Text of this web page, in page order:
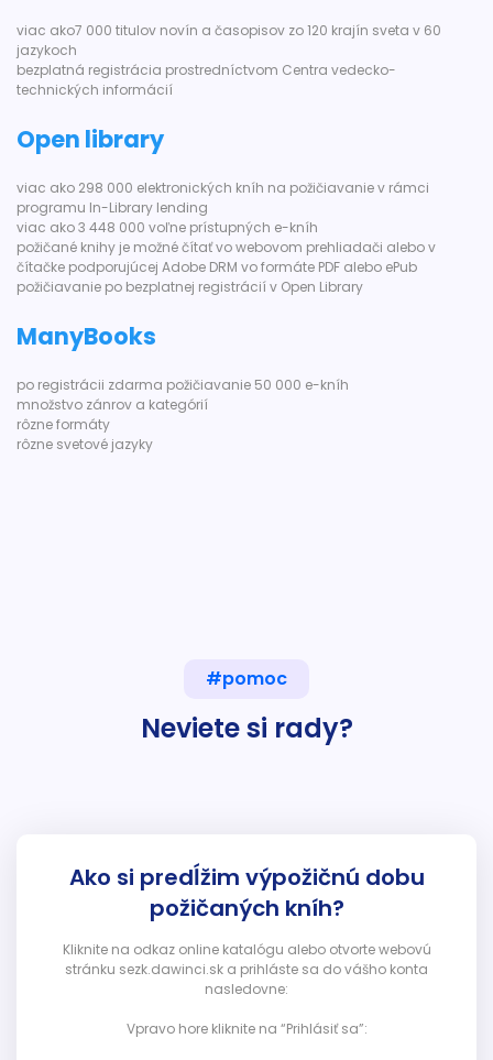
viac ako7 000 titulov novín a časopisov zo 120 krajín sveta v 60
jazykoch
bezplatná registrácia prostredníctvom Centra vedecko-
technických informácií
Open library
viac ako 298 000 elektronických kníh na požičiavanie v rámci
programu In-Library lending
viac ako 3 448 000 voľne prístupných e-kníh
požičané knihy je možné čítať vo webovom prehliadači alebo v
čítačke podporujúcej Adobe DRM vo formáte PDF alebo ePub
požičiavanie po bezplatnej registrácií v Open Library
ManyBooks
po registrácii zdarma požičiavanie 50 000 e-kníh
množstvo zánrov a kategórií
rôzne formáty
rôzne svetové jazyky
#pomoc
Neviete si rady?
Ako si predĺžim výpožičnú dobu
požičaných kníh?
Kliknite na odkaz online katalógu alebo otvorte webovú
stránku sezk.dawinci.sk a prihláste sa do vášho konta
nasledovne:
Vpravo hore kliknite na “Prihlásiť sa”: